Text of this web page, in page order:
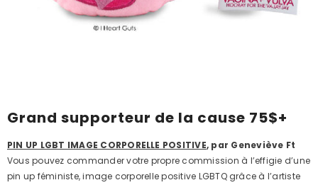
Grand supporteur de la cause 75$+
PIN UP LGBT IMAGE CORPORELLE POSITIVE, par Geneviève Ft
Vous pouvez commander votre propre commission à l’effigie d’une
pin up féministe, image corporelle positive LGBTQ grâce à l’artiste